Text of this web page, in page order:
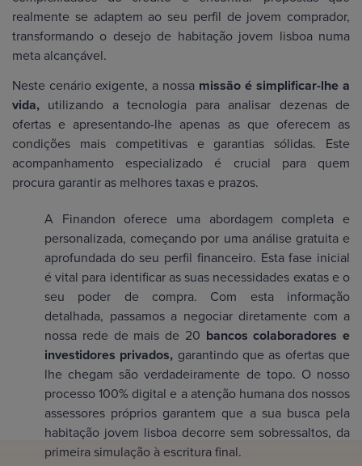
realmente se adaptem ao seu perfil de jovem comprador,
transformando o desejo de habitação jovem lisboa numa
meta alcançável.
Neste cenário exigente, a nossa missão é simplificar-lhe a
vida, utilizando a tecnologia para analisar dezenas de
ofertas e apresentando-lhe apenas as que oferecem as
condições mais competitivas e garantias sólidas. Este
acompanhamento especializado é crucial para quem
procura garantir as melhores taxas e prazos.
A Finandon oferece uma abordagem completa e
personalizada, começando por uma análise gratuita e
aprofundada do seu perfil financeiro. Esta fase inicial
é vital para identificar as suas necessidades exatas e o
seu poder de compra. Com esta informação
detalhada, passamos a negociar diretamente com a
nossa rede de mais de 20 bancos colaboradores e
investidores privados, garantindo que as ofertas que
lhe chegam são verdadeiramente de topo. O nosso
processo 100% digital e a atenção humana dos nossos
assessores próprios garantem que a sua busca pela
habitação jovem lisboa decorre sem sobressaltos, da
primeira simulação à escritura final.